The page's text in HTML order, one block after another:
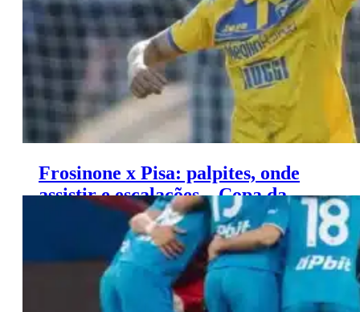
Frosinone x Pisa: palpites, onde
assistir e escalações – Copa da
Itália (12/08)